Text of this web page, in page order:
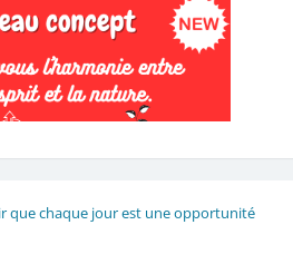
que chaque jour est une opportunité